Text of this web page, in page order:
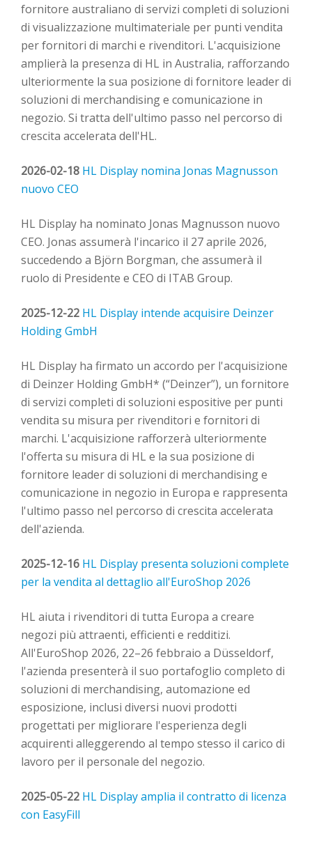
fornitore australiano di servizi completi di soluzioni
di visualizzazione multimateriale per punti vendita
per fornitori di marchi e rivenditori. L'acquisizione
amplierà la presenza di HL in Australia, rafforzando
ulteriormente la sua posizione di fornitore leader di
soluzioni di merchandising e comunicazione in
negozio. Si tratta dell'ultimo passo nel percorso di
crescita accelerata dell'HL.
2026-02-18 HL Display nomina Jonas Magnusson
nuovo CEO
HL Display ha nominato Jonas Magnusson nuovo
CEO. Jonas assumerà l'incarico il 27 aprile 2026,
succedendo a Björn Borgman, che assumerà il
ruolo di Presidente e CEO di ITAB Group.
2025-12-22 HL Display intende acquisire Deinzer
Holding GmbH
HL Display ha firmato un accordo per l'acquisizione
di Deinzer Holding GmbH* (“Deinzer”), un fornitore
di servizi completi di soluzioni espositive per punti
vendita su misura per rivenditori e fornitori di
marchi. L'acquisizione rafforzerà ulteriormente
l'offerta su misura di HL e la sua posizione di
fornitore leader di soluzioni di merchandising e
comunicazione in negozio in Europa e rappresenta
l'ultimo passo nel percorso di crescita accelerata
dell'azienda.
2025-12-16 HL Display presenta soluzioni complete
per la vendita al dettaglio all'EuroShop 2026
HL aiuta i rivenditori di tutta Europa a creare
negozi più attraenti, efficienti e redditizi.
All'EuroShop 2026, 22–26 febbraio a Düsseldorf,
l'azienda presenterà il suo portafoglio completo di
soluzioni di merchandising, automazione ed
esposizione, inclusi diversi nuovi prodotti
progettati per migliorare l'esperienza degli
acquirenti alleggerendo al tempo stesso il carico di
lavoro per il personale del negozio.
2025-05-22 HL Display amplia il contratto di licenza
con EasyFill